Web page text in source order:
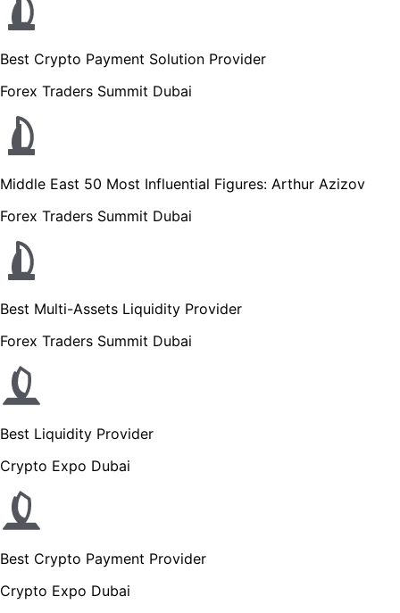
Best Crypto Payment Solution Provider
Forex Traders Summit Dubai
Middle East 50 Most Influential Figures: Arthur Azizov
Forex Traders Summit Dubai
Best Multi-Assets Liquidity Provider
Forex Traders Summit Dubai
Best Liquidity Provider
Crypto Expo Dubai
Best Crypto Payment Provider
Crypto Expo Dubai